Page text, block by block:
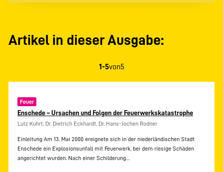
Artikel in dieser Ausgabe:
1-5von5
Feuer
Enschede – Ursachen und Folgen der Feuerwerkskatastrophe
Lutz Kuhrt, Dr. Dietrich Eckhardt, Dr. Hans-Jochen Rodner
Einleitung Am 13. Mai 2000 ereignete sich in der niederländischen Stadt
Enschede ein Explosionsunfall mit Feuerwerk, bei dem riesige Schäden
angerichtet wurden. Nach einer Schilderung…